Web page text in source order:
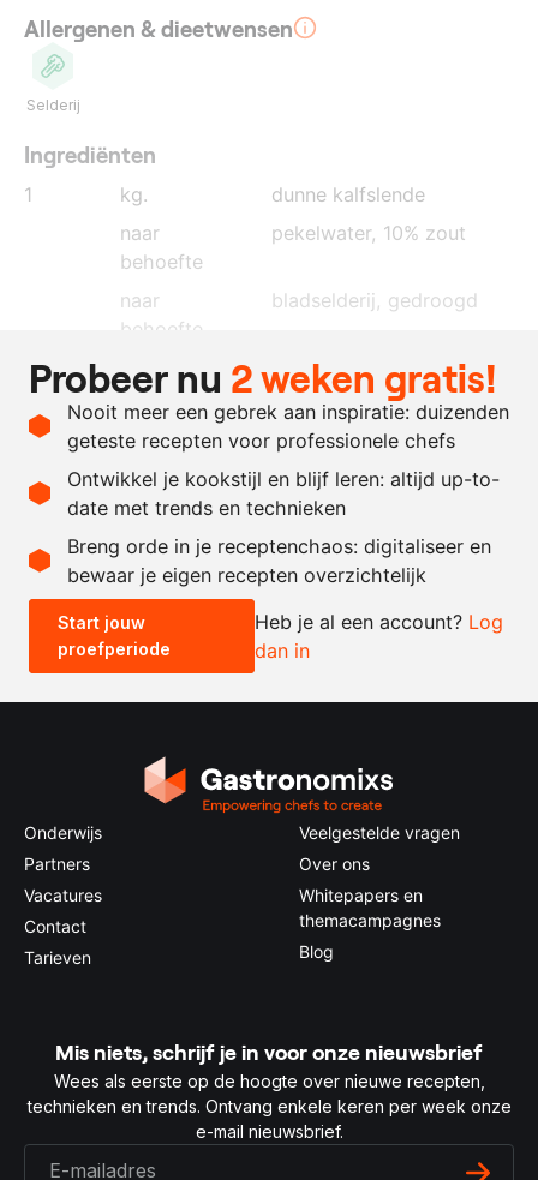
Allergenen & dieetwensen
Selderij
Ingrediënten
1 kg.
dunne kalfslende
naar
behoefte
pekelwater, 10% zout
naar
behoefte
bladselderij , gedroogd
naar
behoefte
peterselie, gedroogd
naar
lavas, gedroogd
Recept omrekenen
- +
0.5x 1x 2x
Probeer nu 2 weken gratis!
Nooit meer een gebrek aan inspiratie: duizenden
geteste recepten voor professionele chefs
Ontwikkel je kookstijl en blijf leren: altijd up-to-
date met trends en technieken
Breng orde in je receptenchaos: digitaliseer en
bewaar je eigen recepten overzichtelijk
Start jouw
proefperiode
Heb je al een account? Log
dan in
Onderwijs
Partners
Vacatures
Contact
Tarieven
Veelgestelde vragen
Over ons
Whitepapers en
themacampagnes
Blog
Mis niets, schrijf je in voor onze nieuwsbrief
Wees als eerste op de hoogte over nieuwe recepten,
technieken en trends. Ontvang enkele keren per week onze
e-mail nieuwsbrief.